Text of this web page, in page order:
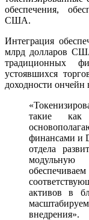
обеспечения,
США.
Интеграция
млрд долларов
традиционных
устоявшихся
доходности ончейн
такие как
финансами и
отдела
активов в
внедрения».